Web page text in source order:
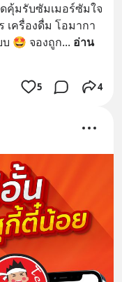
คุ้มรับซัมเมอร์ซัมใจ
เครื่องดื่ม โอมากา
🤩 จองถูก... อ่าน
5 4